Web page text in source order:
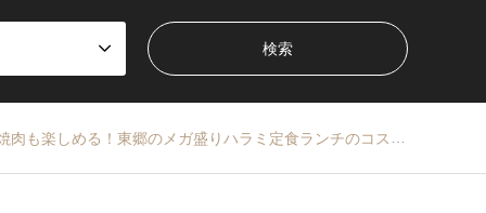
も楽しめる！東郷のメガ盛りハラミ定食ランチのコスパが異常な件【久屋大通】